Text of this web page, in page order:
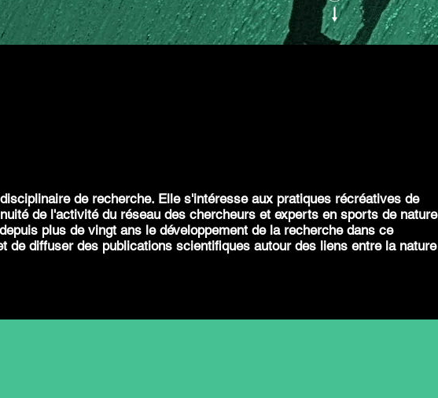
de recherche. Elle s'intéresse aux pratiques récréatives de
de l'activité du réseau des chercheurs et experts en sports de nature
plus de vingt ans le développement de la recherche dans ce
de diffuser des publications scientifiques autour des liens entre la nature